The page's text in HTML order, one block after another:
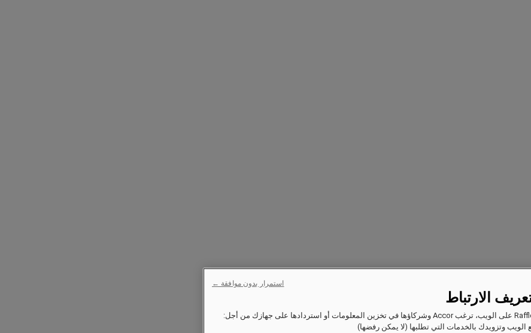
الارتباط
وتزويدك بالخدمات التي تطلبها (لا يمكن رفضها)
استمرار بدون موافقة ←